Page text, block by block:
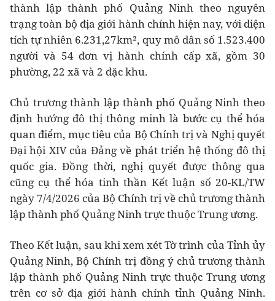
thành lập thành phố Quảng Ninh theo nguyên
trạng toàn bộ địa giới hành chính hiện nay, với diện
tích tự nhiên 6.231,27km², quy mô dân số 1.523.400
người và 54 đơn vị hành chính cấp xã, gồm 30
phường, 22 xã và 2 đặc khu.
Chủ trương thành lập thành phố Quảng Ninh theo
định hướng đô thị thông minh là bước cụ thể hóa
quan điểm, mục tiêu của Bộ Chính trị và Nghị quyết
Đại hội XIV của Đảng về phát triển hệ thống đô thị
quốc gia. Đồng thời, nghị quyết được thông qua
cũng cụ thể hóa tinh thần Kết luận số 20-KL/TW
ngày 7/4/2026 của Bộ Chính trị về chủ trương thành
lập thành phố Quảng Ninh trực thuộc Trung ương.
Theo Kết luận, sau khi xem xét Tờ trình của Tỉnh ủy
Quảng Ninh, Bộ Chính trị đồng ý chủ trương thành
lập thành phố Quảng Ninh trực thuộc Trung ương
trên cơ sở địa giới hành chính tỉnh Quảng Ninh.